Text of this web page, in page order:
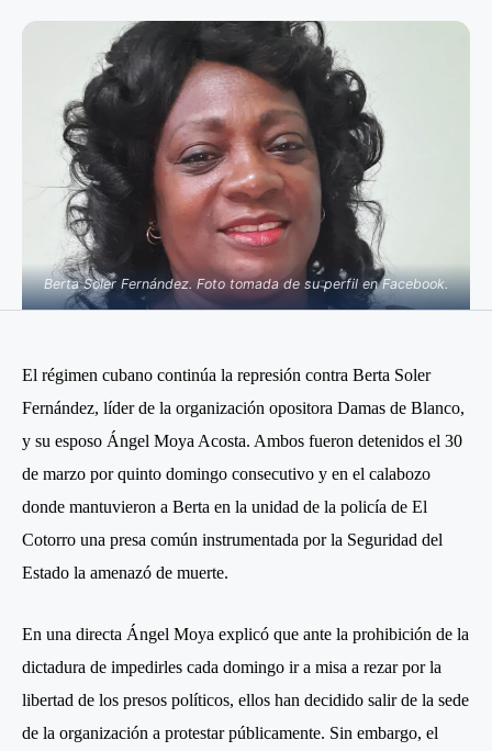
Berta Soler Fernández. Foto tomada de su perfil en Facebook.
El régimen cubano continúa la represión contra Berta Soler
Fernández, líder de la organización opositora Damas de Blanco,
y su esposo Ángel Moya Acosta. Ambos fueron detenidos el 30
de marzo por quinto domingo consecutivo y en el calabozo
donde mantuvieron a Berta en la unidad de la policía de El
Cotorro una presa común instrumentada por la Seguridad del
Estado la amenazó de muerte.
En una directa Ángel Moya explicó que ante la prohibición de la
dictadura de impedirles cada domingo ir a misa a rezar por la
libertad de los presos políticos, ellos han decidido salir de la sede
de la organización a protestar públicamente. Sin embargo, el